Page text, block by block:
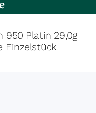
950 Platin 29,0g
Einzelstück